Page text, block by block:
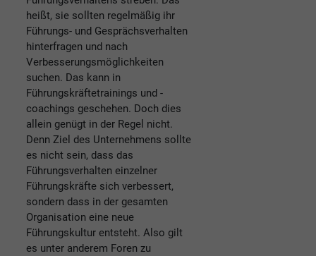
heißt, sie sollten regelmäßig ihr
Führungs- und Gesprächsverhalten
hinterfragen und nach
Verbesserungsmöglichkeiten
suchen. Das kann in
Führungskräftetrainings und -
coachings geschehen. Doch dies
allein genügt in der Regel nicht.
Denn Ziel des Unternehmens sollte
es nicht sein, dass das
Führungsverhalten einzelner
Führungskräfte sich verbessert,
sondern dass in der gesamten
Organisation eine neue
Führungskultur entsteht. Also gilt
es unter anderem Foren zu